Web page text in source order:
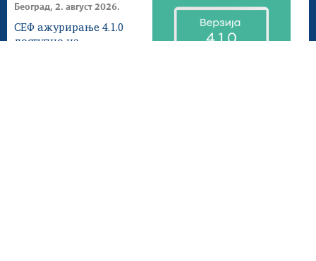
Београд, 2. август 2026.
СЕФ ажурирање 4.1.0
доступнo на